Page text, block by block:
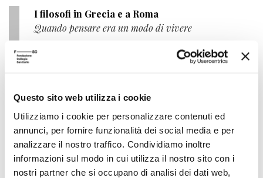
Questo sito web utilizza i cookie
Utilizziamo i cookie per personalizzare contenuti ed
annunci, per fornire funzionalità dei social media e per
analizzare il nostro traffico. Condividiamo inoltre
informazioni sul modo in cui utilizza il nostro sito con i
nostri partner che si occupano di analisi dei dati web,
I filosofi in Grecia e a Roma
Quando pensare era un modo di vivere
Autore
Editoreil Mulino
Anno pubblicazione2013
Anno recensione2014
Recensito daDanilo Breschi